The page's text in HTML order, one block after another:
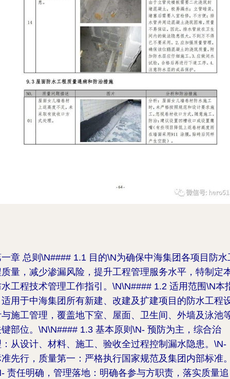
章 总则\N#### 1.1 目的\N为确保中海集团各项目防水
量，减少渗漏风险，提升工程管理服务水平，特制定
工程技术管理工作指引。\N\N#### 1.2 适用范围\N本
用于中海集团所有新建、改建及扩建项目的防水工程
施工管理，覆盖地下室、屋面、卫生间、外墙及泳池
部位。\N\N#### 1.3 基本原则\N- 预防为主，综合治
：从设计、材料、施工、验收全过程控制漏水隐患。\N-
先行，质量第一 ：严格执行国家规范及集团内部标准
责任明确，管理落地 ：明确各参与方职责，落实质量追